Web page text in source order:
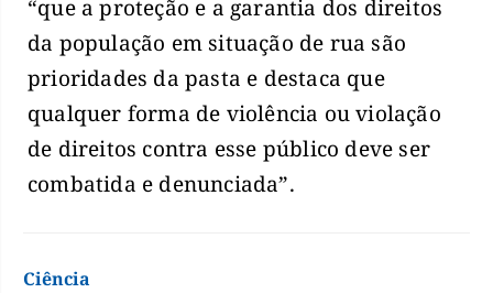
“que a proteção e a garantia dos direitos
da população em situação de rua são
prioridades da pasta e destaca que
qualquer forma de violência ou violação
de direitos contra esse público deve ser
combatida e denunciada”.
Ciência